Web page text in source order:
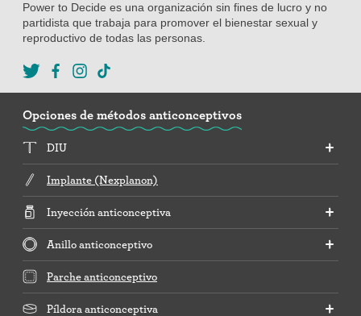
Power to Decide es una organización sin fines de lucro y no
partidista que trabaja para promover el bienestar sexual y
reproductivo de todas las personas.
Opciones de métodos anticonceptivos
DIU
Implante (Nexplanon)
Inyección anticonceptiva
Anillo anticonceptivo
Parche anticonceptivo
Píldora anticonceptiva